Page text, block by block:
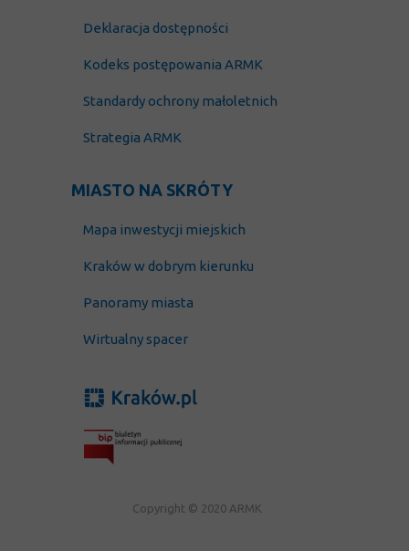
Copyright © 2020 ARMK
MIASTO NA SKRÓTY
Deklaracja dostępności
Kodeks postępowania ARMK
Standardy ochrony małoletnich
Strategia ARMK
Mapa inwestycji miejskich
Kraków w dobrym kierunku
Panoramy miasta
Wirtualny spacer